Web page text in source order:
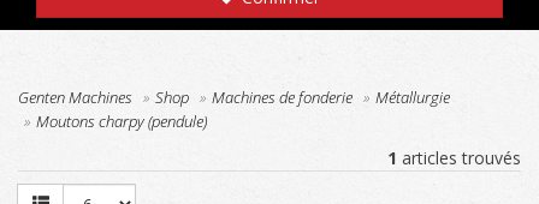
Genten Machines Shop Machines de fonderie
Métallurgie
Moutons charpy (pendule)
1 articles trouvés